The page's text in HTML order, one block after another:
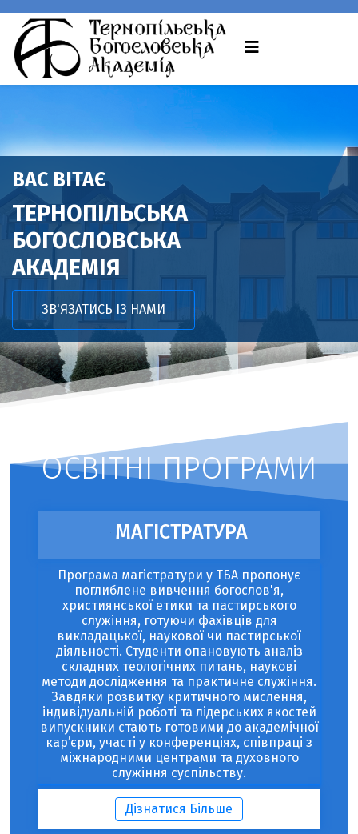
ВАС ВІТАЄ
ТЕРНОПІЛЬСЬКА
БОГОСЛОВСЬКА
АКАДЕМІЯ
ЗВ'ЯЗАТИСЬ ІЗ НАМИ
ОСВІТНІ ПРОГРАМИ
МАГІСТРАТУРА
Програма магістратури у ТБА пропонує
поглиблене вивчення богослов'я,
християнської етики та пастирського
служіння, готуючи фахівців для
викладацької, наукової чи пастирської
діяльності. Студенти опановують аналіз
складних теологічних питань, наукові
методи дослідження та практичне служіння.
Завдяки розвитку критичного мислення,
індивідуальній роботі та лідерських якостей
випускники стають готовими до академічної
кар’єри, участі у конференціях, співпраці з
міжнародними центрами та духовного
служіння суспільству.
Дізнатися Більше